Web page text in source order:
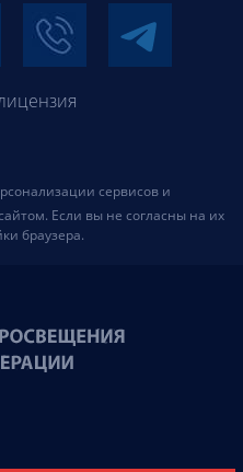
сервисов и
Если вы не согласны на их
браузера.